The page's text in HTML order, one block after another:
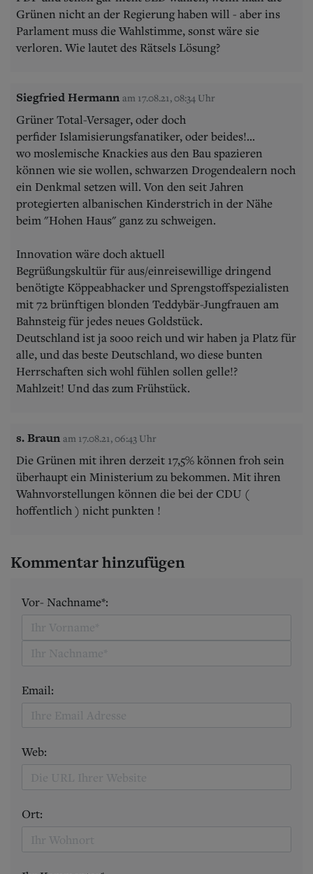
Grünen nicht an der Regierung haben will - aber ins
Parlament muss die Wahlstimme, sonst wäre sie
verloren. Wie lautet des Rätsels Lösung?
Siegfried Hermann am 17.08.21, 08:34 Uhr
Grüner Total-Versager, oder doch
perfider Islamisierungsfanatiker, oder beides!...
wo moslemische Knackies aus den Bau spazieren
können wie sie wollen, schwarzen Drogendealern noch
ein Denkmal setzen will. Von den seit Jahren
protegierten albanischen Kinderstrich in der Nähe
beim "Hohen Haus" ganz zu schweigen.
Innovation wäre doch aktuell
Begrüßungskultür für aus/einreisewillige dringend
benötigte Köppeabhacker und Sprengstoffspezialisten
mit 72 brünftigen blonden Teddybär-Jungfrauen am
Bahnsteig für jedes neues Goldstück.
Deutschland ist ja sooo reich und wir haben ja Platz für
alle, und das beste Deutschland, wo diese bunten
Herrschaften sich wohl fühlen sollen gelle!?
Mahlzeit! Und das zum Frühstück.
s. Braun am 17.08.21, 06:43 Uhr
Die Grünen mit ihren derzeit 17,5% können froh sein
überhaupt ein Ministerium zu bekommen. Mit ihren
Wahnvorstellungen können die bei der CDU (
hoffentlich ) nicht punkten !
Kommentar hinzufügen
Vor- Nachname*:
Email:
Web:
Ort: